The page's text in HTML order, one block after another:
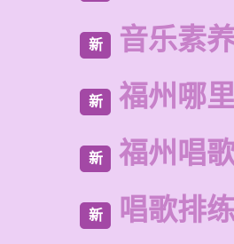
新 音乐素
新 福州哪
新 福州唱
新 唱歌排